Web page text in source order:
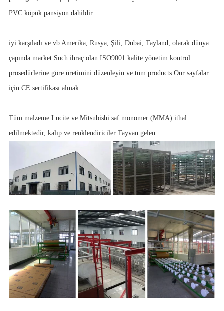
PVC köpük pansiyon dahildir.
iyi karşıladı ve vb Amerika, Rusya, Şili, Dubai, Tayland, olarak dünya
çapında market.Such ihraç olan ISO9001 kalite yönetim kontrol
prosedürlerine göre üretimini düzenleyin ve tüm products.Our sayfalar
için CE sertifikası almak.
Tüm malzeme Lucite ve Mitsubishi saf monomer (MMA) ithal
edilmektedir, kalıp ve renklendiriciler Tayvan gelen